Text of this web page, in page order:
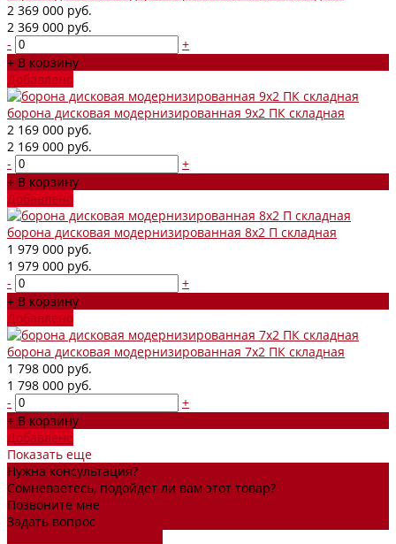
2 369 000 руб.
2 369 000 руб.
-
+
+ В корзину
Добавлено
борона дисковая модернизированная 9х2 ПК складная
2 169 000 руб.
2 169 000 руб.
-
+
+ В корзину
Добавлено
борона дисковая модернизированная 8х2 П складная
1 979 000 руб.
1 979 000 руб.
-
+
+ В корзину
Добавлено
борона дисковая модернизированная 7х2 ПК складная
1 798 000 руб.
1 798 000 руб.
-
+
+ В корзину
Добавлено
Показать еще
Нужна консультация?
Сомневаетесь, подойдет ли вам этот товар?
Позвоните мне
Задать вопрос